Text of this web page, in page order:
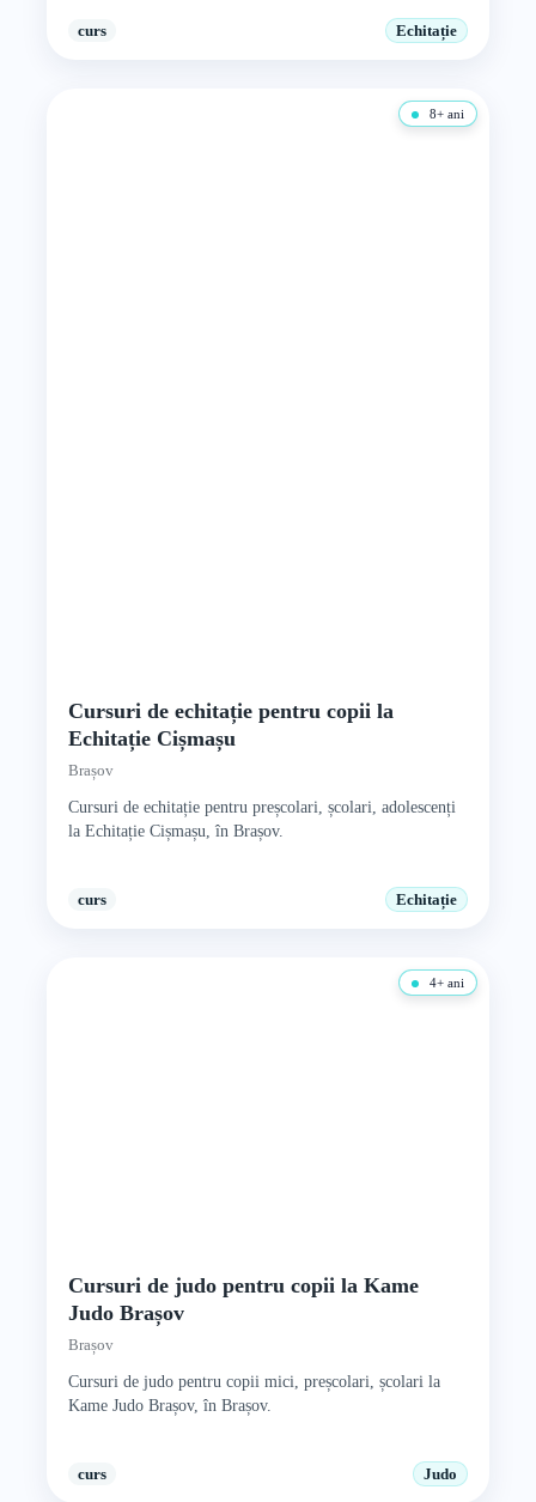
curs Echitație
8+ ani
Cursuri de echitație pentru copii la
Echitație Cișmașu
Brașov
Cursuri de echitație pentru preșcolari, școlari, adolescenți
la Echitație Cișmașu, în Brașov.
curs Echitație
4+ ani
Cursuri de judo pentru copii la Kame
Judo Brașov
Brașov
Cursuri de judo pentru copii mici, preșcolari, școlari la
Kame Judo Brașov, în Brașov.
curs Judo